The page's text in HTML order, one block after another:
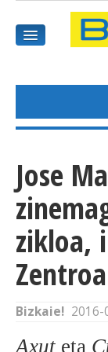
GAIAK
AGENDEA
KOMUNITATEA
BIDEOAK
Jose
zikloa,
Bizkaie! 2016-
Axut eta